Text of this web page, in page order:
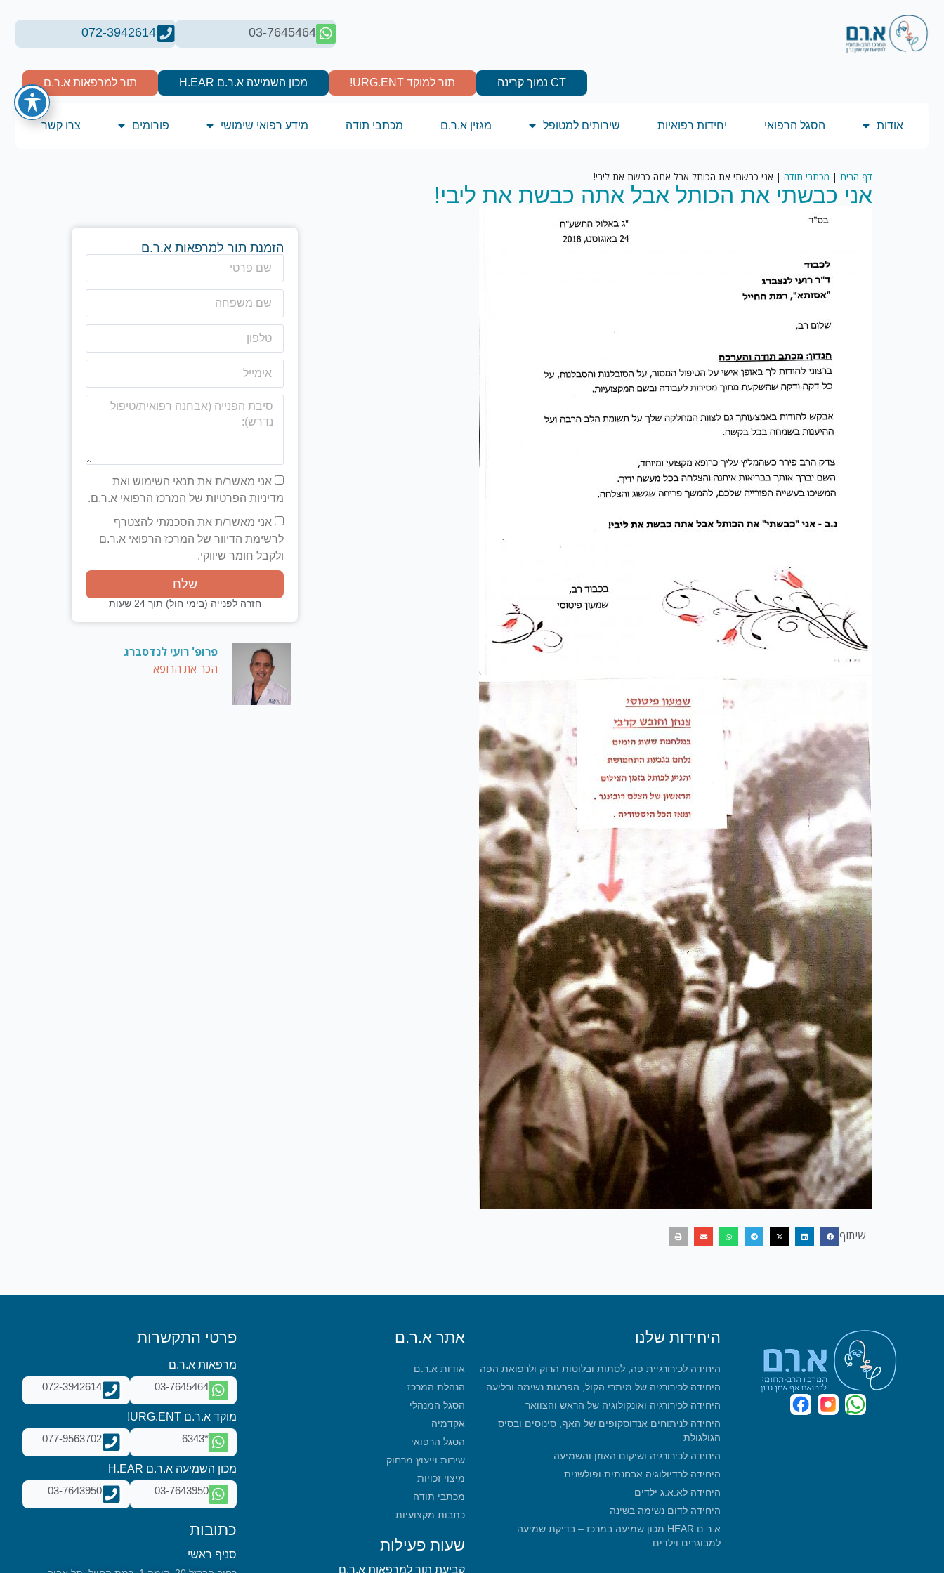
03-7645464
072-3942614
תור למרפאות א.ר.ם מכון השמיעה א.ר.ם H.EAR תור למוקד URG.ENT! CT נמוך קרינה
אודות הסגל הרפואי יחידות רפואיות שירותים למטופל מגזין א.ר.ם מכתבי תודה מידע רפואי שימושי פורומים צרו קשר
דף הבית | מכתבי תודה | אני כבשתי את הכותל אבל אתה כבשת את ליבי!
אני כבשתי את הכותל אבל אתה כבשת את ליבי!
שיתוף
הזמנת תור למרפאות א.ר.ם
אני מאשר/ת את תנאי השימוש ואת
מדיניות הפרטיות של המרכז הרפואי א.ר.ם.
אני מאשר/ת את הסכמתי להצטרף
לרשימת הדיוור של המרכז הרפואי א.ר.ם
ולקבל חומר שיווקי.
שלח
חזרה לפנייה (בימי חול) תוך 24 שעות
פרופ' רועי לנדסברג
הכר את הרופא
היחידות שלנו
היחידה לכירורגיית פה, לסתות ובלוטות הרוק ולרפואת הפה
היחידה לכירורגיה של מיתרי הקול, הפרעות נשימה ובליעה
היחידה לכירורגיה ואונקולוגיה של הראש והצוואר
היחידה לניתוחים אנדוסקופים של האף, סינוסים ובסיס
הגולגולת
היחידה לכירורגיה ושיקום האוזן והשמיעה
היחידה לרדיולוגיה אבחנתית ופולשנית
היחידה לא.א.ג ילדים
היחידה לדום נשימה בשינה
א.ר.ם HEAR מכון שמיעה במרכז – בדיקת שמיעה
למבוגרים וילדים
אתר א.ר.ם
אודות א.ר.ם
הנהלת המרכז
הסגל המנהלי
אקדמיה
הסגל הרפואי
שירות וייעוץ מרחוק
מיצוי זכויות
מכתבי תודה
כתבות מקצועיות
שעות פעילות
קביעת תור למרפאות א.ר.ם
פרטי התקשרות
מרפאות א.ר.ם
03-7645464
072-3942614
מוקד א.ר.ם URG.ENT!
*6343
077-9563702
מכון השמיעה א.ר.ם H.EAR
03-7643950
03-7643950
כתובות
סניף ראשי